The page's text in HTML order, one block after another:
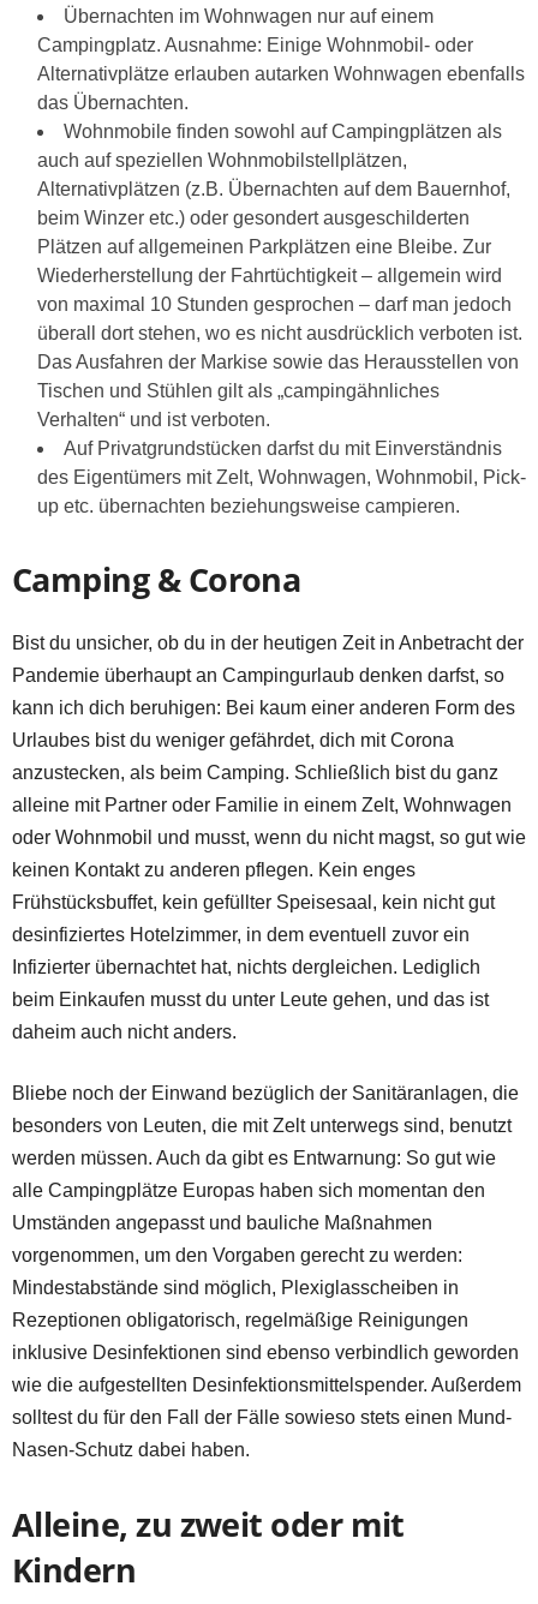
Übernachten im Wohnwagen nur auf einem
Campingplatz. Ausnahme: Einige Wohnmobil- oder
Alternativplätze erlauben autarken Wohnwagen ebenfalls
das Übernachten.
Wohnmobile finden sowohl auf Campingplätzen als
auch auf speziellen Wohnmobilstellplätzen,
Alternativplätzen (z.B. Übernachten auf dem Bauernhof,
beim Winzer etc.) oder gesondert ausgeschilderten
Plätzen auf allgemeinen Parkplätzen eine Bleibe. Zur
Wiederherstellung der Fahrtüchtigkeit – allgemein wird
von maximal 10 Stunden gesprochen – darf man jedoch
überall dort stehen, wo es nicht ausdrücklich verboten ist.
Das Ausfahren der Markise sowie das Herausstellen von
Tischen und Stühlen gilt als „campingähnliches
Verhalten“ und ist verboten.
Auf Privatgrundstücken darfst du mit Einverständnis
des Eigentümers mit Zelt, Wohnwagen, Wohnmobil, Pick-
up etc. übernachten beziehungsweise campieren.
Camping & Corona
Bist du unsicher, ob du in der heutigen Zeit in Anbetracht der
Pandemie überhaupt an Campingurlaub denken darfst, so
kann ich dich beruhigen: Bei kaum einer anderen Form des
Urlaubes bist du weniger gefährdet, dich mit Corona
anzustecken, als beim Camping. Schließlich bist du ganz
alleine mit Partner oder Familie in einem Zelt, Wohnwagen
oder Wohnmobil und musst, wenn du nicht magst, so gut wie
keinen Kontakt zu anderen pflegen. Kein enges
Frühstücksbuffet, kein gefüllter Speisesaal, kein nicht gut
desinfiziertes Hotelzimmer, in dem eventuell zuvor ein
Infizierter übernachtet hat, nichts dergleichen. Lediglich
beim Einkaufen musst du unter Leute gehen, und das ist
daheim auch nicht anders.
Bliebe noch der Einwand bezüglich der Sanitäranlagen, die
besonders von Leuten, die mit Zelt unterwegs sind, benutzt
werden müssen. Auch da gibt es Entwarnung: So gut wie
alle Campingplätze Europas haben sich momentan den
Umständen angepasst und bauliche Maßnahmen
vorgenommen, um den Vorgaben gerecht zu werden:
Mindestabstände sind möglich, Plexiglasscheiben in
Rezeptionen obligatorisch, regelmäßige Reinigungen
inklusive Desinfektionen sind ebenso verbindlich geworden
wie die aufgestellten Desinfektionsmittelspender. Außerdem
solltest du für den Fall der Fälle sowieso stets einen Mund-
Nasen-Schutz dabei haben.
Alleine, zu zweit oder mit
Kindern